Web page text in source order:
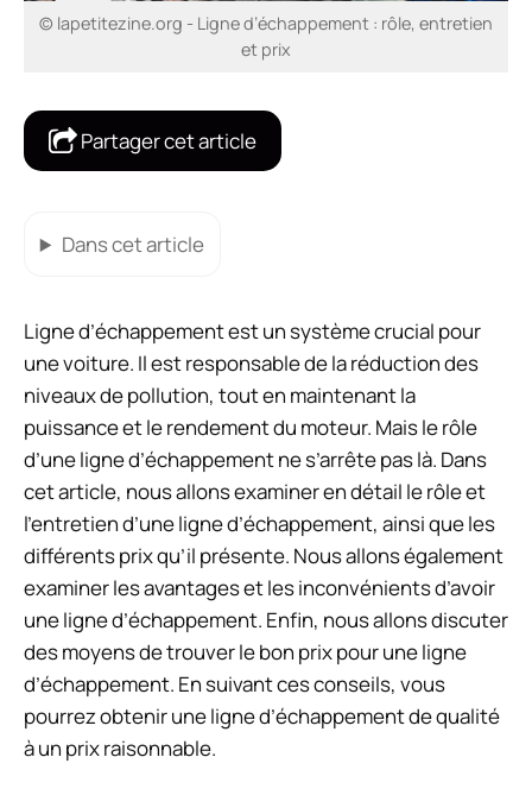
© lapetitezine.org - Ligne d’échappement : rôle, entretien
et prix
Partager cet article
Dans cet article
Ligne d’échappement est un système crucial pour
une voiture. Il est responsable de la réduction des
niveaux de pollution, tout en maintenant la
puissance et le rendement du moteur. Mais le rôle
d’une ligne d’échappement ne s’arrête pas là. Dans
cet article, nous allons examiner en détail le rôle et
l’entretien d’une ligne d’échappement, ainsi que les
différents prix qu’il présente. Nous allons également
examiner les avantages et les inconvénients d’avoir
une ligne d’échappement. Enfin, nous allons discuter
des moyens de trouver le bon prix pour une ligne
d’échappement. En suivant ces conseils, vous
pourrez obtenir une ligne d’échappement de qualité
à un prix raisonnable.